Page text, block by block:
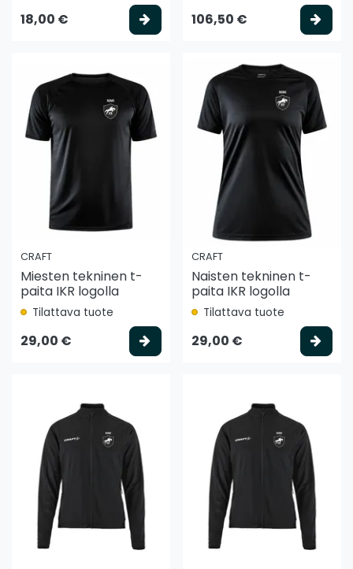
18,00 € Valitse vaihtoehto
106,50 €
CRAFT
Miesten tekninen t-
paita IKR logolla
Tilattava tuote
29,00 € Valitse vaihtoehto
CRAFT
Naisten tekninen t-
paita IKR logolla
Tilattava tuote
29,00 €